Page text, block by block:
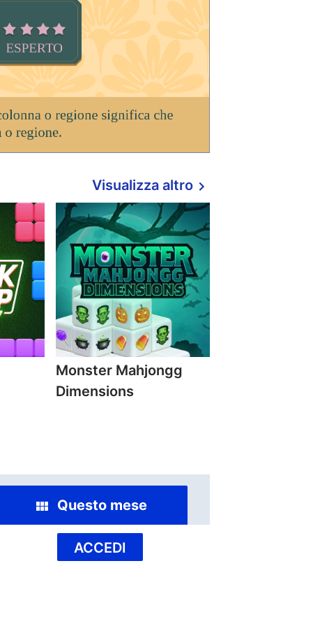
Visualizza altro
Monster Mahjongg
Dimensions
Questo mese
ACCEDI